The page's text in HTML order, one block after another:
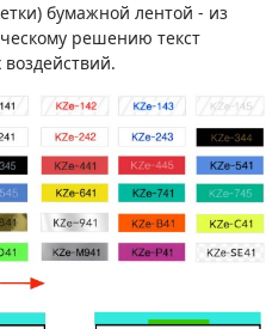
бумажной лентой - из
решению текст